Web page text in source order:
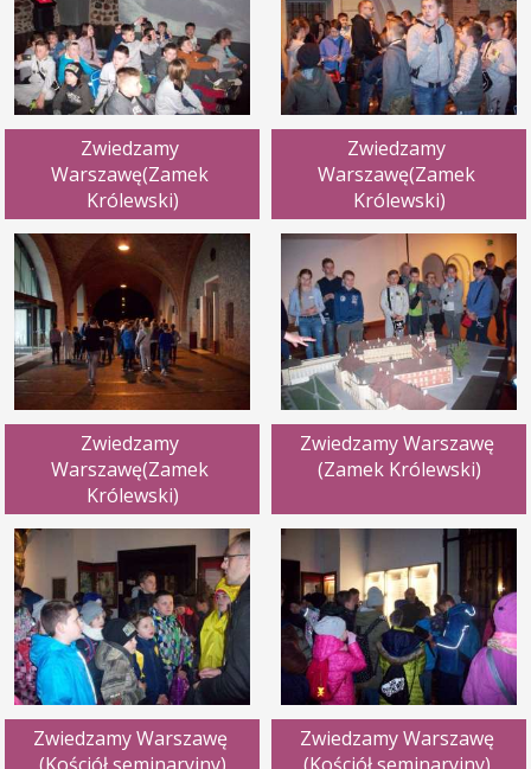
Zwiedzamy
Warszawę(Zamek
Królewski)
Zwiedzamy
Warszawę(Zamek
Królewski)
Zwiedzamy
Warszawę(Zamek
Królewski)
Zwiedzamy Warszawę
(Zamek Królewski)
Zwiedzamy Warszawę
Zwiedzamy Warszawę